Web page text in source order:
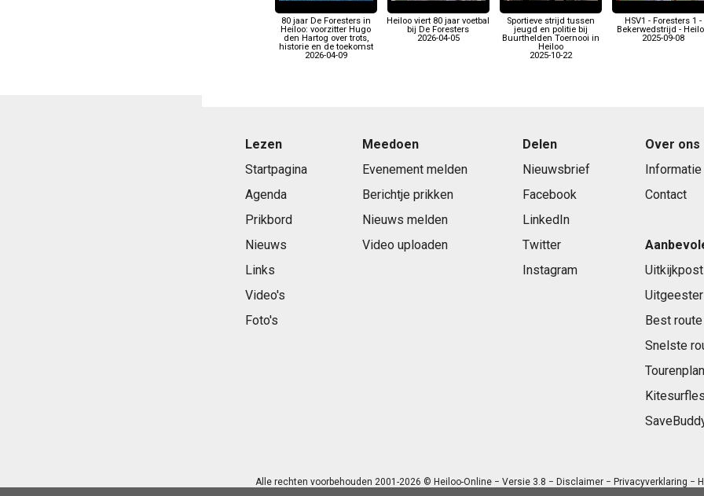
80 jaar De Foresters in
Heiloo: voorzitter Hugo
den Hartog over trots,
historie en de toekomst
2026-04-09
Heiloo viert 80 jaar voetbal
bij De Foresters
2026-04-05
Sportieve strijd tussen
jeugd en politie bij
Buurthelden Toernooi in
Heiloo
2025-10-22
HSV1 - Foresters 1 -
Bekerwedstrijd -
2025-09-08
Lezen
Startpagina
Agenda
Prikbord
Nieuws
Links
Video's
Foto's
Meedoen
Evenement melden
Berichtje prikken
Nieuws melden
Video uploaden
Delen
Nieuwsbrief
Facebook
LinkedIn
Twitter
Instagram
Over ons
Informatie
Contact
Uitkijkpost
Uitgeester
Best
Snelste
Alle rechten voorbehouden 2001-2026 © Heiloo-Online − Versie 3.8 − Disclaimer− Privacyverklaring −